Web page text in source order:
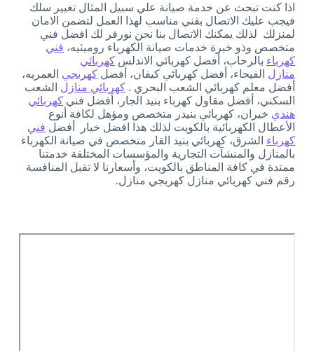
اذا كنت تبحث عن خدمة صيانة علي سبيل المثال تغيير سلك
فيجب عليك الاتصال بفني مناسب لهذا العمل لتضمن الامان
لمنزلك لذلك يمكنك الاتصال بنا نحن نورفر لك افضل فني
متخصص وذو خبرة خدمات صيانة الكهرباء روميثيه، فني
كهرباء بالرحاب، أفضل كهربائي الاندلس كهربائي
منازل الفيحاء، أفضل كهربائي كيفان، أفضل كهربجي العمريه،
أفضل معلم كهربائي الشعب البحري . كهربائي منازل الشعب
السكني، أفضل مقاول كهرباء بنيد الجار، أفضل فني كهربائي
هندي خيران، كهربائي بنيدر متخصص ومؤهل لكافة أنوع
الأعطال الكهربائية بالكويت لذلك هذا افضل خيار أفضل فني
كهرباء الشرق، كهربائي بنيد القار متخصص في صيانة الكهرباء
بالمنازل والمنشآت التجارية والمؤسسات المختلفة خدمتنا
ممتدة في كافة المناطق بالكويت، وأسعارنا لا تقبل المنافسة
رقم فني كهربائي منازل كهربجي منازل.